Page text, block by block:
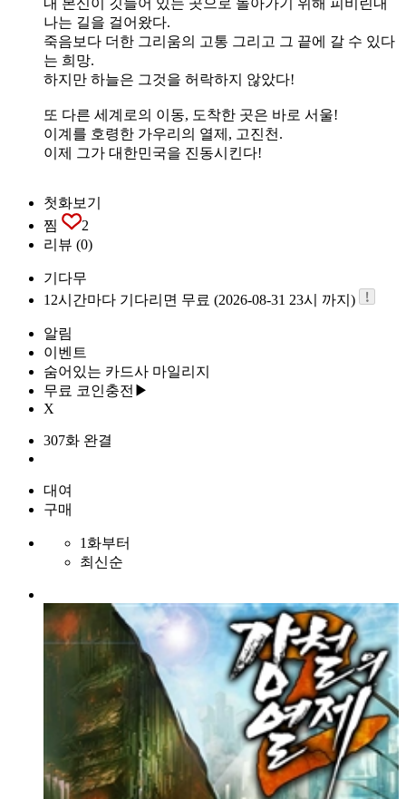
나는 길을 걸어왔다.
죽음보다 더한 그리움의 고통 그리고 그 끝에 갈 수 있다
는 희망.
하지만 하늘은 그것을 허락하지 않았다!
또 다른 세계로의 이동, 도착한 곳은 바로 서울!
이계를 호령한 가우리의 열제, 고진천.
이제 그가 대한민국을 진동시킨다!
첫화보기
찜
2
리뷰 (0)
기다무
12시간마다 기다리면 무료 (2026-08-31 23시 까지)
알림
이벤트
숨어있는 카드사 마일리지
무료 코인충전▶
X
307화 완결
대여
구매
1화부터
최신순